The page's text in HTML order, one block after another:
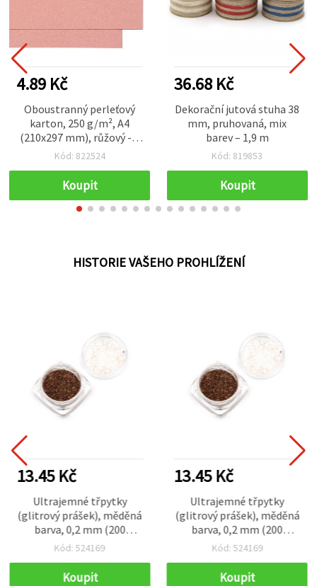
4.89 Kč
Oboustranný perleťový
karton, 250 g/m², A4
(210x297 mm), růžový - 1
ks
Kód: 822524
Koupit
36.68 Kč
Dekorační jutová stuha 38
mm, pruhovaná, mix
barev – 1,9 m
Kód: 819853
Koupit
HISTORIE VAŠEHO PROHLÍŽENÍ
13.45 Kč
Ultrajemné třpytky
(glitrový prášek), měděná
barva, 0,2 mm (200
mikronů), 3 ml (~3 g)
Kód: 524169
Koupit
13.45 Kč
Ultrajemné třpytky
(glitrový prášek), měděná
barva, 0,2 mm (200
mikronů), 3 ml (~3 g)
Kód: 524169
Koupit